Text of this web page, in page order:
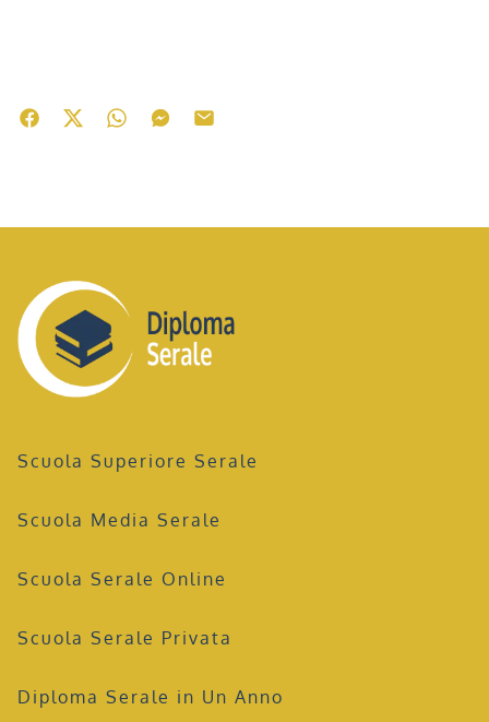
Scuola Superiore Serale
Scuola Media Serale
Scuola Serale Online
Scuola Serale Privata
Diploma Serale in Un Anno